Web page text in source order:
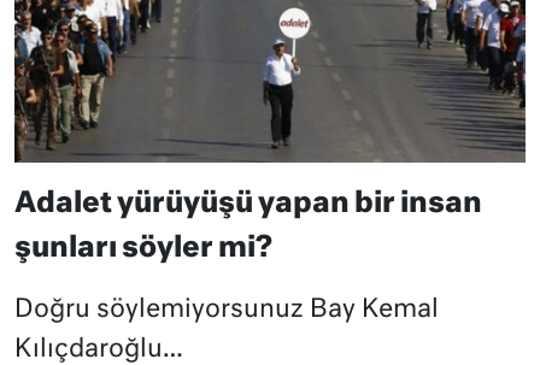
Adalet yürüyüşü yapan bir insan
şunları söyler mi?
Doğru söylemiyorsunuz Bay Kemal
Kılıçdaroğlu…